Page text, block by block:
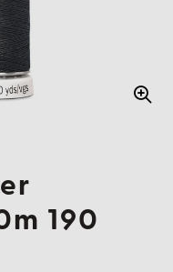
190